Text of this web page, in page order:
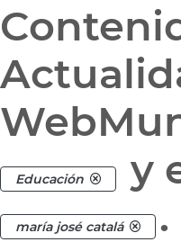
Educación y
maría josé catalá .